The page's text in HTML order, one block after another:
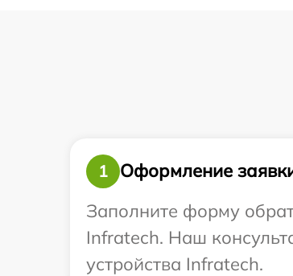
1
Оформление
Заполните форму
Infratech. Наш
устройства Infratech.